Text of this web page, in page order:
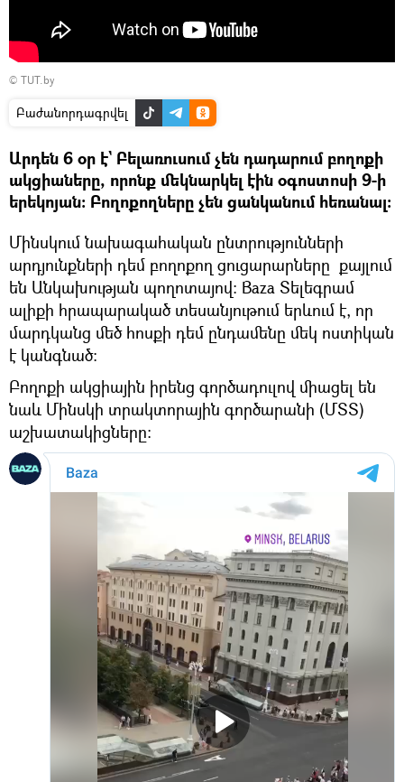
© TUT.by
Բաժանորդագրվել
Արդեն 6 օր է` Բելառուսում չեն դադարում բողոքի
ակցիաները, որոնք մեկնարկել էին օգոստոսի 9-ի
երեկոյան։ Բողոքողները չեն ցանկանում հեռանալ։
Մինսկում նախագահական ընտրությունների
արդյունքների դեմ բողոքող ցուցարարները քայլում
են Անկախության պողոտայով։ Baza Տելեգրամ
ալիքի հրապարակած տեսանյութում երևում է, որ
մարդկանց մեծ հոսքի դեմ ընդամենը մեկ ոստիկան
է կանգնած։
Բողոքի ակցիային իրենց գործադուլով միացել են
նաև Մինսկի տրակտորային գործարանի (ՄՏՏ)
աշխատակիցները։